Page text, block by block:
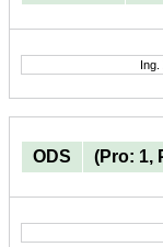
ODS (Pro: 1,